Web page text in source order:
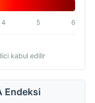
4 5 6
kabul edilir
Endeksi